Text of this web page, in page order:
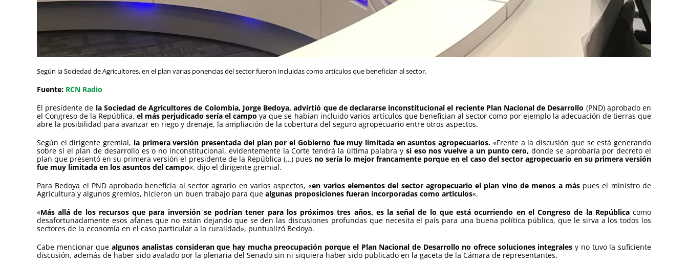
Según la Sociedad de Agricultores, en el plan varias ponencias del sector fueron incluidas como artículos que benefician al sector.
Fuente: RCN Radio
El presidente de la Sociedad de Agricultores de Colombia, Jorge Bedoya, advirtió que de declararse inconstitucional el reciente Plan Nacional de Desarrollo (PND) aprobado en
el Congreso de la República,el más perjudicado sería el campo ya que se habían incluido varios artículos que benefician al sector como por ejemplo la adecuación de tierras que
abre la posibilidad para avanzar en riego y drenaje, la ampliación de la cobertura del seguro agropecuario entre otros aspectos.
Según el dirigente gremial, la primera versión presentada del plan por el Gobierno fue muy limitada en asuntos agropecuarios. «Frente a la discusión que se está generando
sobre si el plan de desarrollo es o no inconstitucional, evidentemente la Corte tendrá la última palabra y si eso nos vuelve a un punto cero,donde se aprobaría por decreto el
plan que presentó en su primera versión el presidente de la República (…) pues no sería lo mejor francamente porque en el caso del sector agropecuario en su primera versión
fue muy limitada en los asuntos del campo«, dijo el dirigente gremial.
Para Bedoya el PND aprobado beneficia al sector agrario en varios aspectos, «en varios elementos del sector agropecuario el plan vino de menos a máspues el ministro de
Agricultura y algunos gremios, hicieron un buen trabajo para que algunas proposiciones fueran incorporadas como artículos«.
«Más allá de los recursos que para inversión se podrían tener para los próximos tres años, es la señal de lo que está ocurriendo en el Congreso de la República como
desafortunadamente esos afanes que no están dejando que se den las discusiones profundas que necesita el país para una buena política pública, que le sirva a los todos los
sectores de la economía en el caso particular a la ruralidad», puntualizó Bedoya.
Cabe mencionar quealgunos analistas consideran que hay mucha preocupación porque el Plan Nacional de Desarrollo no ofrece soluciones integrales y no tuvo la suficiente
discusión, además de haber sido avalado por la plenaria del Senado sin ni siquiera haber sido publicado en la gaceta de la Cámara de representantes.